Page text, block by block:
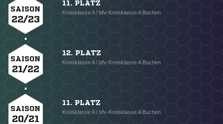
SAISON
22/23
11. PLATZ
Kreisklasse A / bfv-Kreisklasse A Buchen
SAISON
21/22
12. PLATZ
Kreisklasse A / bfv-Kreisklasse A Buchen
SAISON
20/21
11. PLATZ
Kreisklasse A / bfv-Kreisklasse A Buchen